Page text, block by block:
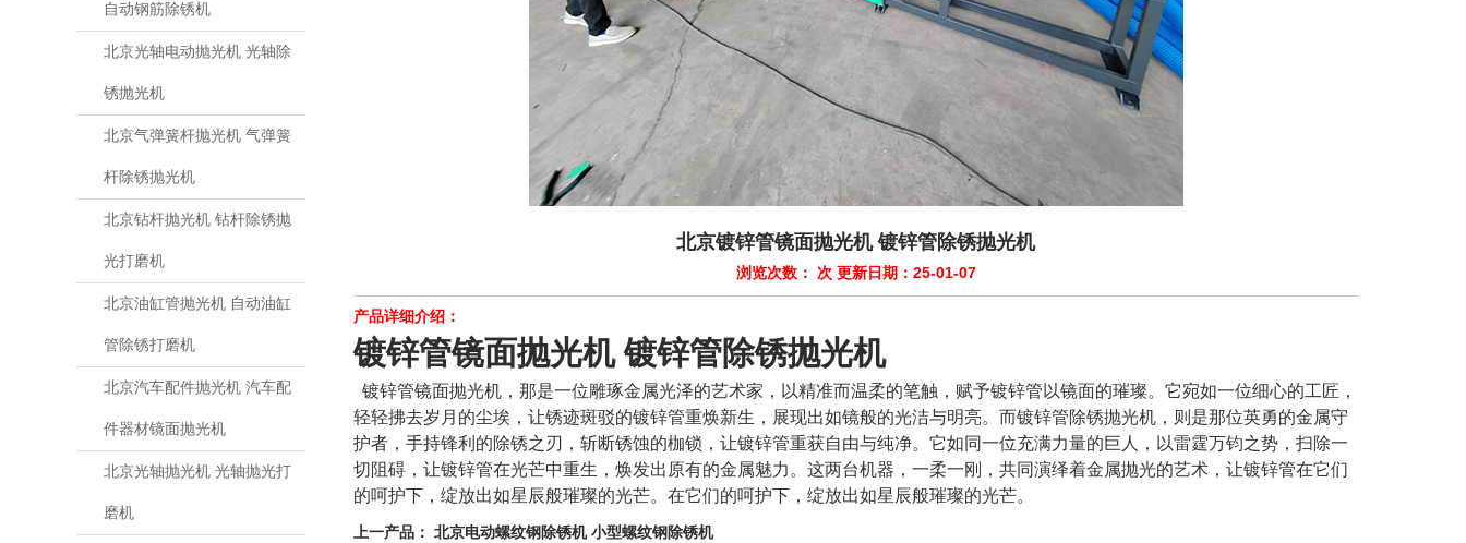
自动钢筋除锈机
北京光轴电动抛光机 光轴除
锈抛光机
北京气弹簧杆抛光机 气弹簧
杆除锈抛光机
北京钻杆抛光机 钻杆除锈抛
光打磨机
北京油缸管抛光机 自动油缸
管除锈打磨机
北京汽车配件抛光机 汽车配
件器材镜面抛光机
北京光轴抛光机 光轴抛光打
磨机
北京镀锌管镜面抛光机 镀锌管除锈抛光机
浏览次数： 次 更新日期：25-01-07
产品详细介绍：
镀锌管镜面抛光机 镀锌管除锈抛光机
镀锌管镜面抛光机，那是一位雕琢金属光泽的艺术家，以精准而温柔的笔触，赋予镀锌管以镜面的璀璨。它宛如一位细心的工匠，
轻轻拂去岁月的尘埃，让锈迹斑驳的镀锌管重焕新生 ，展现出如镜般的光洁与明亮。 而镀锌管除锈抛光机，则是那位英勇的金属守
护者，手持锋利的除锈之刃，斩断锈蚀的枷锁，让镀锌管重获自由与纯净。它如同一位充满力量的巨人，以雷霆万钧之势，扫除一
切阻碍，让镀锌管在光芒中重生，焕发出原有的金属魅力。 这两台机器，一柔一刚，共同演绎着金属抛光的艺术，让镀锌管在它们
的呵护下，绽放出如星辰般璀璨的光芒。在它们的呵护下，绽放出如星辰般璀璨的光芒。
上一产品： 北京电动螺纹钢除锈机 小型螺纹钢除锈机